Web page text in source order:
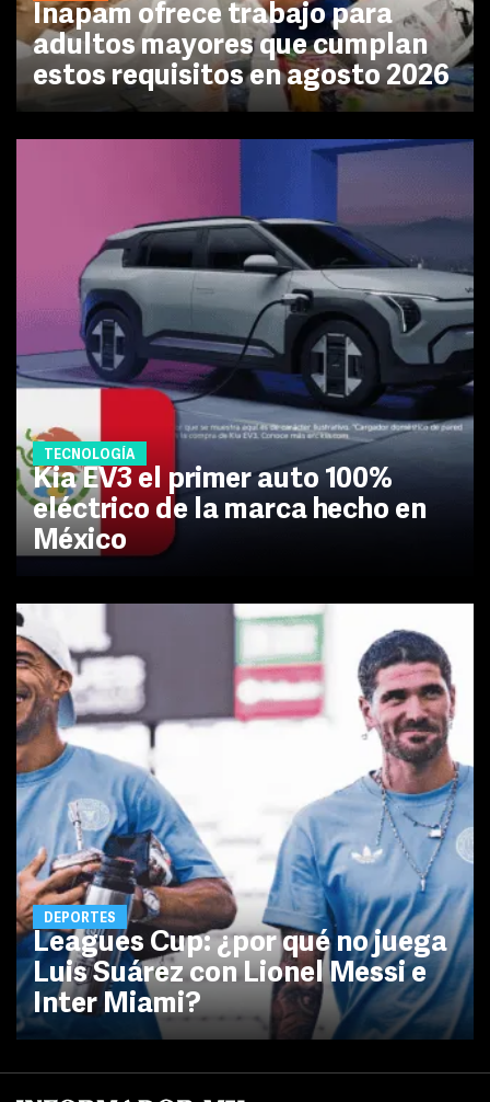
Inapam ofrece trabajo para
adultos mayores que cumplan
estos requisitos en agosto 2026
TECNOLOGÍA
Kia EV3 el primer auto 100%
eléctrico de la marca hecho en
México
DEPORTES
Leagues Cup: ¿por qué no juega
Luis Suárez con Lionel Messi e
Inter Miami?